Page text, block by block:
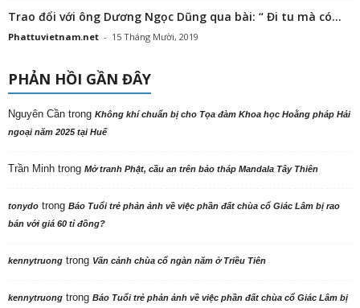
Trao đổi với ông Dương Ngọc Dũng qua bài: “ Đi tu mà có...
Phattuvietnam.net - 15 Tháng Mười, 2019
PHẢN HỒI GẦN ĐÂY
Nguyên Cần trong Không khí chuẩn bị cho Tọa đàm Khoa học Hoằng pháp Hải
ngoại năm 2025 tại Huế
Trần Minh trong Mở tranh Phật, cầu an trên bảo tháp Mandala Tây Thiên
tonydo trong Báo Tuổi trẻ phản ảnh về việc phần đất chùa cổ Giác Lâm bị rao
bán với giá 60 tỉ đồng?
kennytruong trong Vãn cảnh chùa cổ ngàn năm ở Triều Tiên
kennytruong trong Báo Tuổi trẻ phản ảnh về việc phần đất chùa cổ Giác Lâm bị